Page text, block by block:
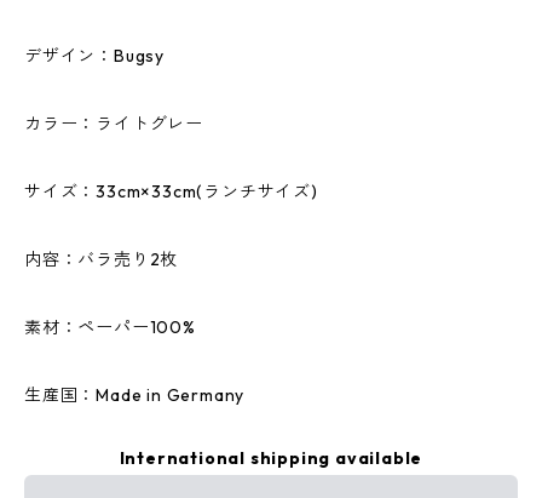
デザイン：Bugsy
カラー：ライトグレー
サイズ：33cm×33cm(ランチサイズ)
内容：バラ売り2枚
素材：ペーパー100%
生産国：Made in Germany
International shipping available